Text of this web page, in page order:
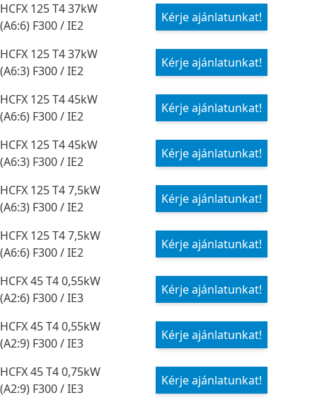
HCFX 125 T4 37kW
(A6:6) F300 / IE2
Kérje ajánlatunkat!
HCFX 125 T4 37kW
(A6:3) F300 / IE2
Kérje ajánlatunkat!
HCFX 125 T4 45kW
(A6:6) F300 / IE2
Kérje ajánlatunkat!
HCFX 125 T4 45kW
(A6:3) F300 / IE2
Kérje ajánlatunkat!
HCFX 125 T4 7,5kW
(A6:3) F300 / IE2
Kérje ajánlatunkat!
HCFX 125 T4 7,5kW
(A6:6) F300 / IE2
Kérje ajánlatunkat!
HCFX 45 T4 0,55kW
(A2:6) F300 / IE3
Kérje ajánlatunkat!
HCFX 45 T4 0,55kW
(A2:9) F300 / IE3
Kérje ajánlatunkat!
HCFX 45 T4 0,75kW
(A2:9) F300 / IE3
Kérje ajánlatunkat!